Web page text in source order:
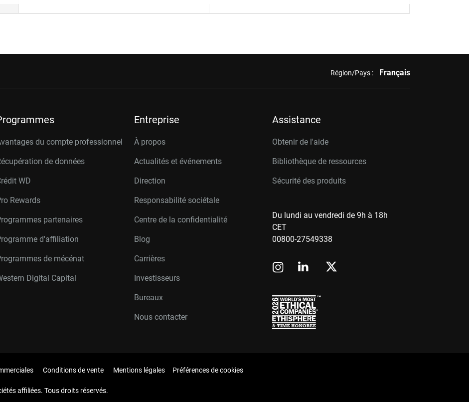
Région/Pays : Français
du compte professionnel
de données
WD
Rewards
partenaires
d'affiliation
de mécénat
Digital Capital
Entreprise
À propos
Actualités et événements
Direction
Responsabilité sociétale
Centre de la confidentialité
Blog
Carrières
Investisseurs
Bureaux
Nous contacter
Assistance
Obtenir de l'aide
Bibliothèque de ressources
Sécurité des produits
Du lundi au vendredi de 9h à 18h
CET
00800-27549338
Conditions de vente Mentions légales Préférences de cookies
affiliées. Tous droits réservés.